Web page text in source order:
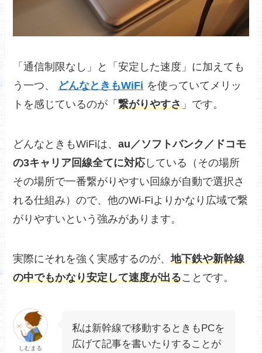
「通信制限なし」と「安定した速度」に加えても
う一つ、
どんなときもWiFi を使っていてメリッ
トを感じているのが「繋がりやすさ 」です。
どんなときもWiFiは、au／ソフトバンク／ドコモ
の3キャリア回線全てに対応している（その場所
その場所で一番繋がりやすい回線が自動で選択さ
れる仕組み）ので、他のWi-Fiよりかなり広域で繋
がりやすいという強みがあります。
実際にそれを強く実感するのが、地下鉄や新幹線
の中でもかなり安定して速度が出ることです。
しむまる
私は新幹線で移動するときもPCを
広げて記事を書いたりすることが